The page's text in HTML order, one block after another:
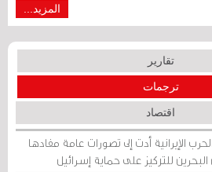
المزيد...
تقارير
ترجمات
اقتصاد
الإيرانية أدت إلى تصورات عامة مفادها
للتركيز على حماية إسرائيل